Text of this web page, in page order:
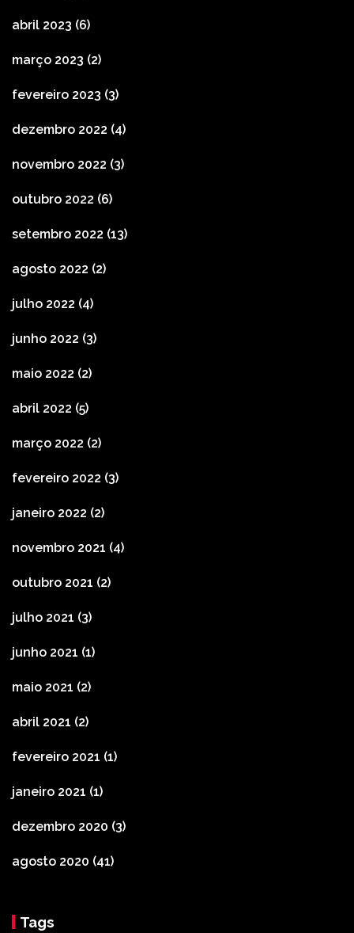
abril 2023 (6)
março 2023 (2)
fevereiro 2023 (3)
dezembro 2022 (4)
novembro 2022 (3)
outubro 2022 (6)
setembro 2022 (13)
agosto 2022 (2)
julho 2022 (4)
junho 2022 (3)
maio 2022 (2)
abril 2022 (5)
março 2022 (2)
fevereiro 2022 (3)
janeiro 2022 (2)
novembro 2021 (4)
outubro 2021 (2)
julho 2021 (3)
junho 2021 (1)
maio 2021 (2)
abril 2021 (2)
fevereiro 2021 (1)
janeiro 2021 (1)
dezembro 2020 (3)
agosto 2020 (41)
Tags